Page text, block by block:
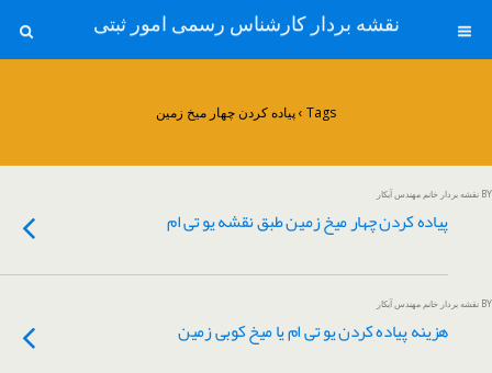
نقشه بردار کارشناس رسمی امور ثبتی
Tags › پیاده کردن چهار میخ زمین
BY نقشه بردار خانم مهندس آبکار
پیاده کردن چهار میخ زمین طبق نقشه یو تی ام
BY نقشه بردار خانم مهندس آبکار
هزینه پیاده کردن یو تی ام یا میخ کوبی زمین